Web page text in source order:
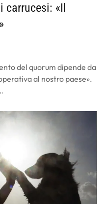
carrucesi: «Il
del quorum dipende da
al nostro paese».